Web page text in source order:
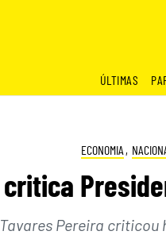
ÚLTIMAS
ECONOMIA ,
Pereira